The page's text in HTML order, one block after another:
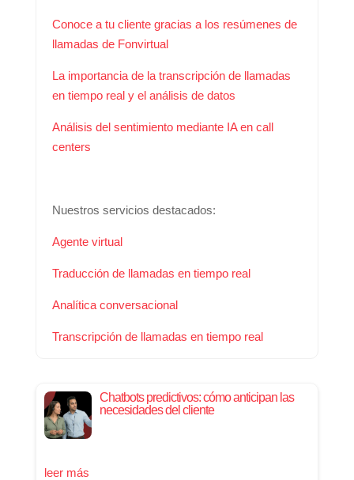
Conoce a tu cliente gracias a los resúmenes de
llamadas de Fonvirtual
La importancia de la transcripción de llamadas
en tiempo real y el análisis de datos
Análisis del sentimiento mediante IA en call
centers
Nuestros servicios destacados:
Agente virtual
Traducción de llamadas en tiempo real
Analítica conversacional
Transcripción de llamadas en tiempo real
Chatbots predictivos: cómo anticipan las
necesidades del cliente
leer más